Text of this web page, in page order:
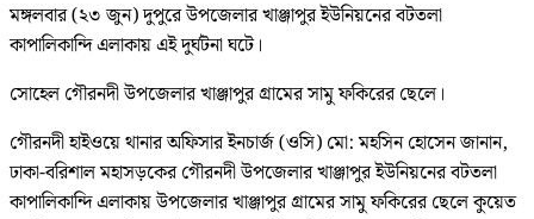
মঙ্গলবার (২৩ জুন) দুপুরে উপজেলার খাঞ্জাপুর ইউনিয়নের বটতলা
কাপালিকান্দি এলাকায় এই দুর্ঘটনা ঘটে।
সোহেল গৌরনদী উপজেলার খাঞ্জাপুর গ্রামের সামু ফকিরের ছেলে।
গৌরনদী হাইওয়ে থানার অফিসার ইনচার্জ (ওসি) মো: মহসিন হোসেন জানান,
ঢাকা-বরিশাল মহাসড়কের গৌরনদী উপজেলার খাঞ্জাপুর ইউনিয়নের বটতলা
কাপালিকান্দি এলাকায় উপজেলার খাঞ্জাপুর গ্রামের সামু ফকিরের ছেলে কুয়েত